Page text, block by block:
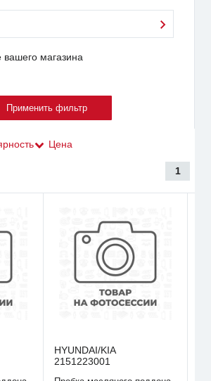
вашего магазина
Цена
1
HYUNDAI/KIA
2151223001